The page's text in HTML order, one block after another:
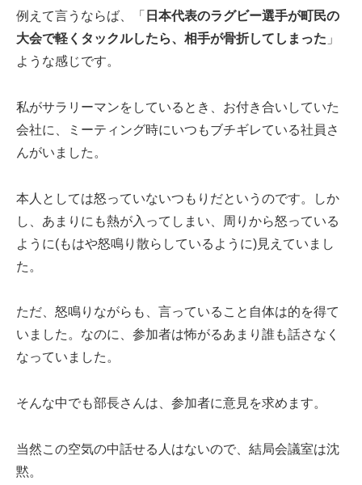
例えて言うならば、「 日本代表のラグビー選手が町民の
大会で軽くタックルしたら、相手が骨折してしまった 」
ような感じです。
私がサラリーマンをしているとき、お付き合いしていた
会社に、ミーティング時にいつもブチギレている社員さ
んがいました。
本人としては怒っていないつもりだというのです。しか
し、あまりにも熱が入ってしまい、周りから怒っている
ように(もはや怒鳴り散らしているように)見えていまし
た。
ただ、怒鳴りながらも、言っていること自体は的を得て
いました。なのに、参加者は怖がるあまり誰も話さなく
なっていました。
そんな中でも部長さんは、参加者に意見を求めます。
当然この空気の中話せる人はないので、結局会議室は沈
黙。